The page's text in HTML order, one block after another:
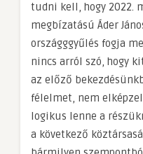
tudni kell, hogy 2022.
megbízatású Áder
országggyűlés fogja
nincs arról szó, hogy
az előző
félelmet, nem
logikus lenne a
a következő